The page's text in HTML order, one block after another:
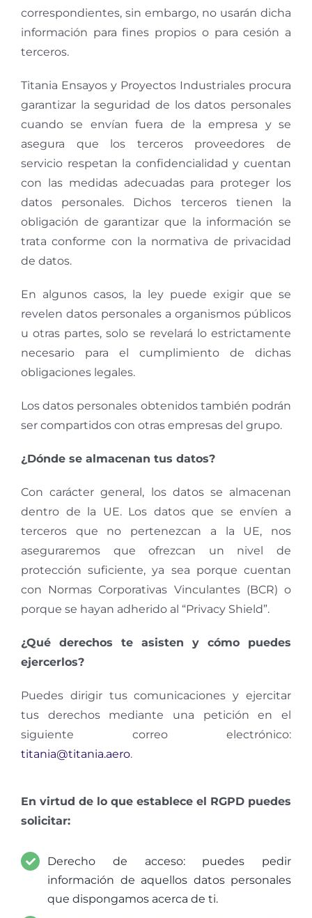
correspondientes, sin embargo, no usarán dicha
información para fines propios o para cesión a
terceros.
Titania Ensayos y Proyectos Industriales procura
garantizar la seguridad de los datos personales
cuando se envían fuera de la empresa y se
asegura que los terceros proveedores de
servicio respetan la confidencialidad y cuentan
con las medidas adecuadas para proteger los
datos personales. Dichos terceros tienen la
obligación de garantizar que la información se
trata conforme con la normativa de privacidad
de datos.
En algunos casos, la ley puede exigir que se
revelen datos personales a organismos públicos
u otras partes, solo se revelará lo estrictamente
necesario para el cumplimiento de dichas
obligaciones legales.
Los datos personales obtenidos también podrán
ser compartidos con otras empresas del grupo.
¿Dónde se almacenan tus datos?
Con carácter general, los datos se almacenan
dentro de la UE. Los datos que se envíen a
terceros que no pertenezcan a la UE, nos
aseguraremos que ofrezcan un nivel de
protección suficiente, ya sea porque cuentan
con Normas Corporativas Vinculantes (BCR) o
porque se hayan adherido al “Privacy Shield”.
¿Qué derechos te asisten y cómo puedes
ejercerlos?
Puedes dirigir tus comunicaciones y ejercitar
tus derechos mediante una petición en el
siguiente correo electrónico:
titania@titania.aero.
En virtud de lo que establece el RGPD puedes
solicitar:
Derecho de acceso: puedes pedir
información de aquellos datos personales
que dispongamos acerca de ti.